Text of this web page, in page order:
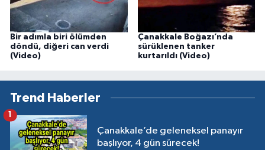
Bir adımla biri ölümden
döndü, diğeri can verdi
(Video)
Çanakkale Boğazı’nda
sürüklenen tanker
kurtarıldı (Video)
Trend Haberler
Çanakkale’de geleneksel panayır
başlıyor, 4 gün sürecek!